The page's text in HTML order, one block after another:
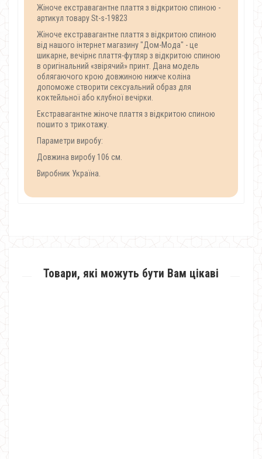
Жіноче екстравагантне плаття з відкритою спиною -
артикул товару St-s-19823
Жіноче екстравагантне плаття з відкритою спиною
від нашого інтернет магазину "Дом-Мода" - це
шикарне, вечірнє плаття-футляр з відкритою спиною
в оригінальний «звірячий» принт. Дана модель
облягаючого крою довжиною нижче коліна
допоможе створити сексуальний образ для
коктейльної або клубної вечірки.
Екстравагантне жіноче плаття з відкритою спиною
пошито з трикотажу.
Параметри виробу:
Довжина виробу 106 см.
Виробник Україна.
Товари, які можуть бути Вам цікаві